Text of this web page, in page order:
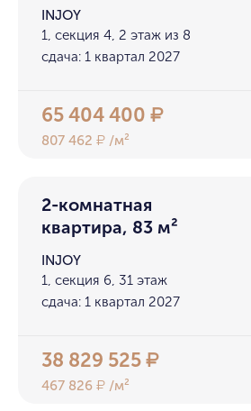
INJOY
1, секция 4, 2 этаж из 8
сдача: 1 квартал 2027
65 404 400₽
807 462₽ /м²
2-комнатная
квартира, 83 м²
INJOY
1, секция 6, 31 этаж
сдача: 1 квартал 2027
38 829 525₽
467 826₽ /м²